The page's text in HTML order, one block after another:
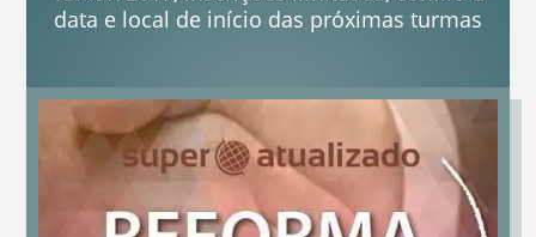
data e local de início das próximas turmas